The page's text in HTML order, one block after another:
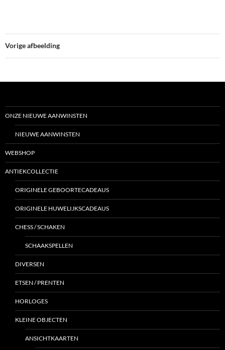
Vorige afbeelding
ONZE NIEUWE AANWINSTEN
NIEUWE AANWINSTEN
WEBSHOP
ANTIEKCOLLECTIE
ORIGINELE GEBOORTECADEAUS
ORIGINELE HUWELIJKSCADEAUS
CHESS / SCHAKEN
SCHAAKSPELLEN
DIVERSEN
ETSEN / PRENTEN
HORLOGES
KLEINE OBJECTEN
ANSICHTKAARTEN